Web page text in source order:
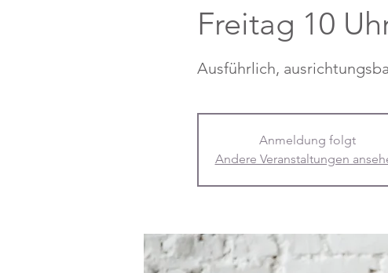
Freitag 10
Anmeldung folgt
Andere Veranstaltungen